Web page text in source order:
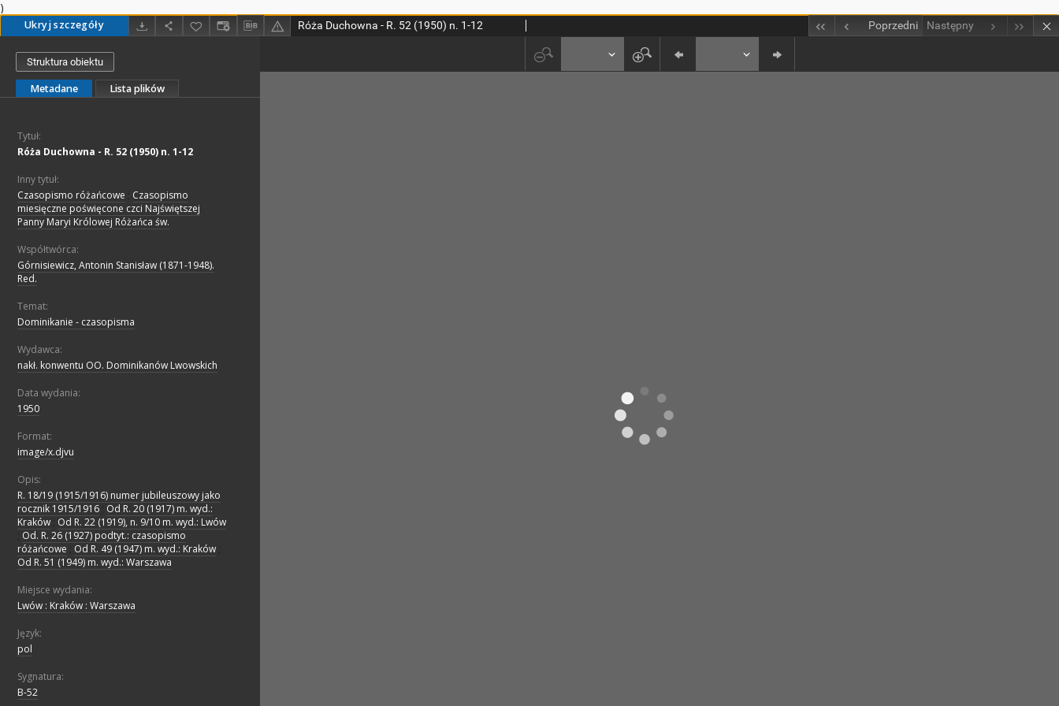
)
Ukryj szczegóły Róża Duchowna - R. 52 (1950) n. 1-12 Poprzedni Następny
Struktura obiektu
Metadane Lista plików
Tytuł:
Róża Duchowna - R. 52 (1950) n. 1-12
Inny tytuł:
Czasopismo różańcowe
Czasopismo
miesięczne poświęcone czci Najświętszej
Panny Maryi Królowej Różańca św.
Współtwórca:
Górnisiewicz, Antonin Stanisław (1871-1948).
Red.
Temat:
Dominikanie - czasopisma
Wydawca:
nakł. konwentu OO. Dominikanów Lwowskich
Data wydania:
1950
Format:
image/x.djvu
Opis:
R. 18/19 (1915/1916) numer jubileuszowy jako
rocznik 1915/1916 Od R. 20 (1917) m. wyd.:
Kraków Od R. 22 (1919), n. 9/10 m. wyd.: Lwów
Od. R. 26 (1927) podtyt.: czasopismo
różańcowe
Od R. 49 (1947) m. wyd.: Kraków
Od R. 51 (1949) m. wyd.: Warszawa
Miejsce wydania:
Lwów : Kraków : Warszawa
Język:
pol
Sygnatura:
B-52